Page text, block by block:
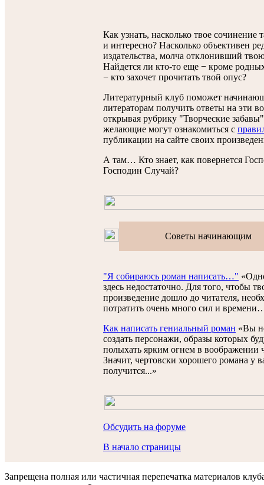
Как узнать, насколько твое сочинение
и интересно? Насколько объективен
издательства, молча отклонивший
Найдется ли кто-то еще − кроме
− кто захочет прочитать твой опус?
Литературный клуб поможет
литераторам получить ответы на эти
открывая рубрику "Творческие
желающие могут ознакомиться с
публикации на сайте своих
А там… Кто знает, как повернется
Господин Случай?
Советы начинающим
"Я собираюсь роман написать…"
здесь недостаточно. Для того, чтобы
произведение дошло до читателя,
потратить очень много сил и
Как написать гениальный роман «Вы
создать персонажи, образы которых
полыхать ярким огнем в воображении
Значит, чертовски хорошего романа у
получится...»
Обсудить на форуме
В начало страницы
Запрещена полная или частичная перепечатка материалов